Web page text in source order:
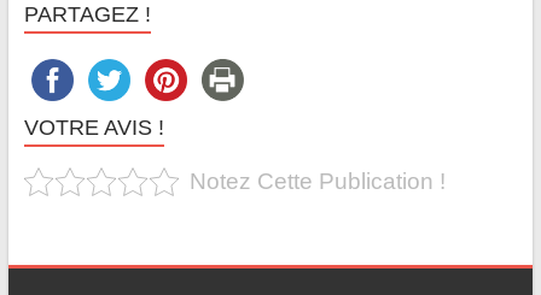
PARTAGEZ !
VOTRE AVIS !
Notez Cette Publication !